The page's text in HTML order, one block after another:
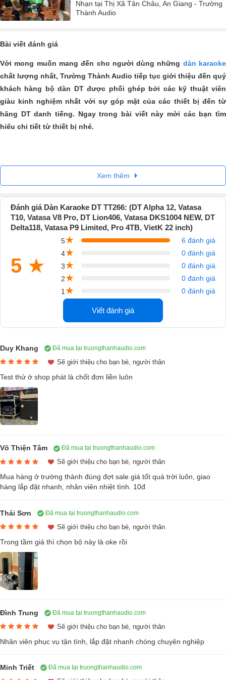
Nhạn tại Thị Xã Tân Châu, An Giang - Trường
Thành Audio
Bài viết đánh giá
Với mong muốn mang đến cho người dùng những dàn karaoke
chất lượng nhất, Trường Thành Audio tiếp tục giới thiệu đến quý
khách hàng bộ dàn DTđược phối ghép bởi các kỹ thuật viên
giàu kinh nghiệm nhất với sự góp mặt của các thiết bị đến từ
hãng DT danh tiếng. Ngay trong bài viết này mời các bạn tìm
hiểu chi tiết từ thiết bị nhé.
Một bộ dàn karaoke có hiệu suất âm thanh chất lượng thì yêu cầu tất
được cung cấp bởi hãng DT, loa được đánh giá cao không chỉ ở chất
lượng hoạt động mà thiết kế cũng rất nổi bật.
Dáng loa đứng, chất liệu thùng kim loại cứng cáp. Màng loa làm bằng
giấy lụa mang đến âm thanh sáng rõ và ổn định.
Loa karaoke DT Alpha12 (full bass 30cm, 2 đường tiếng)
30.800.000₫
62.000.000₫
-50%
4 đánh giá
Đặc điểm nổi bật
Thương hiệu đến từ CHLB Đức với hơn 30 năm tuổi đẳng cấp
thế giới.
Chất lượng âm thanh hay nhất trong phân khúc, độ chi tiết cao,
Được ưa chuộng sử dụng cho nghe nhạc và hát karaoke gia
đình, sử dụng trong quán karaoke kinh doanh, hội trường, sân
nhạc như: Bolero, Nonstop, Pop, Acoustic, Cổ điển, cải lương, nhạc
đỏ, rumba, xem phim... cho chất lượng âm thanh tốt nhất.
XEM CHI TIẾT
Xem thêm
Đánh giá Dàn Karaoke DT TT266: (DT Alpha 12, Vatasa
T10, Vatasa V8 Pro, DT Lion406, Vatasa DKS1004 NEW, DT
Delta118, Vatasa P9 Limited, Pro 4TB, VietK 22 inch)
5 ★
5★
6 đánh giá
4★
0 đánh giá
3★
0 đánh giá
2★
0 đánh giá
1 ★ 0 đánh giá
Viết đánh giá
Duy Khang Đã mua tại truongthanhaudio.com
Sẽ giới thiệu cho bạn bè, người thân
Test thử ở shop phát là chốt đơn liền luôn
Võ Thiện Tâm Đã mua tại truongthanhaudio.com
Sẽ giới thiệu cho bạn bè, người thân
Mua hàng ở trường thành đúng đợt sale giá tốt quá trời luôn, giao
hàng lắp đặt nhanh, nhân viên nhiệt tình. 10đ
Thái Sơn Đã mua tại truongthanhaudio.com
Sẽ giới thiệu cho bạn bè, người thân
Trong tầm giá thì chọn bộ này là oke rồi
Đình Trung Đã mua tại truongthanhaudio.com
Sẽ giới thiệu cho bạn bè, người thân
Nhân viên phục vụ tận tình, lắp đặt nhanh chóng chuyên nghiệp
Minh Triết Đã mua tại truongthanhaudio.com